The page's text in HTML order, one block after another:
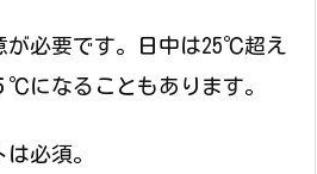
が必要です。日中は25℃超え
℃になることもあります。
必須。